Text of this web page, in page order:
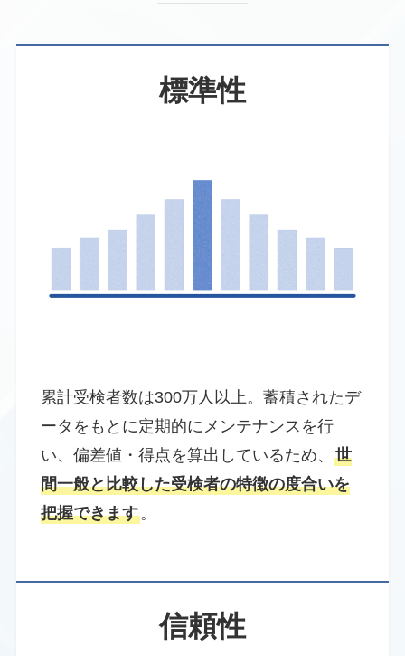
標準性
累計受検者数は300万人以上。蓄積されたデ
ータをもとに定期的にメンテナンスを行
い、偏差値・得点を算出しているため、 世
間一般と比較した受検者の特徴の度合いを
把握できます。
信頼性